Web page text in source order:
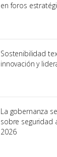
en foros
Sostenibilidad
innovación y
La gobernanza
sobre seguridad
2026